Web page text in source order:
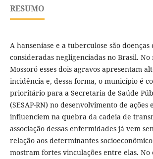
RESUMO
A hanseníase e a tuberculose são doenças
consideradas negligenciadas no Brasil.
Mossoró esses dois agravos apresentam
incidência e, dessa forma, o município é
prioritário para a Secretaria de Saúde
(SESAP-RN) no desenvolvimento de ações
influenciem na quebra da cadeia de
associação dessas enfermidades já vem
relação aos determinantes
mostram fortes vinculações entre elas. No